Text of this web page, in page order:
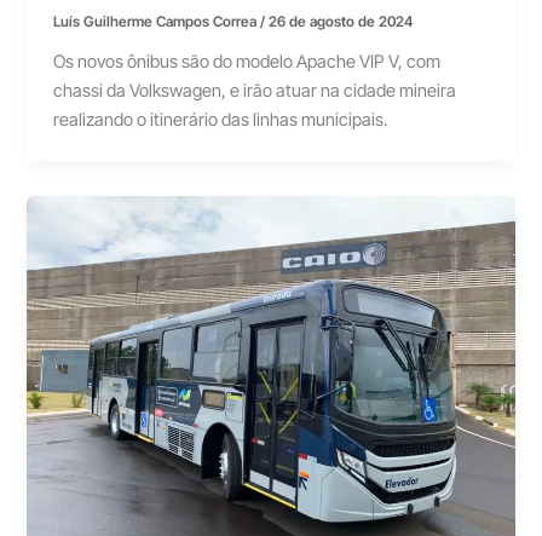
Luís Guilherme Campos Correa/26 de agosto de 2024
Os novos ônibus são do modelo Apache VIP V, com
chassi da Volkswagen, e irão atuar na cidade mineira
realizando o itinerário das linhas municipais.